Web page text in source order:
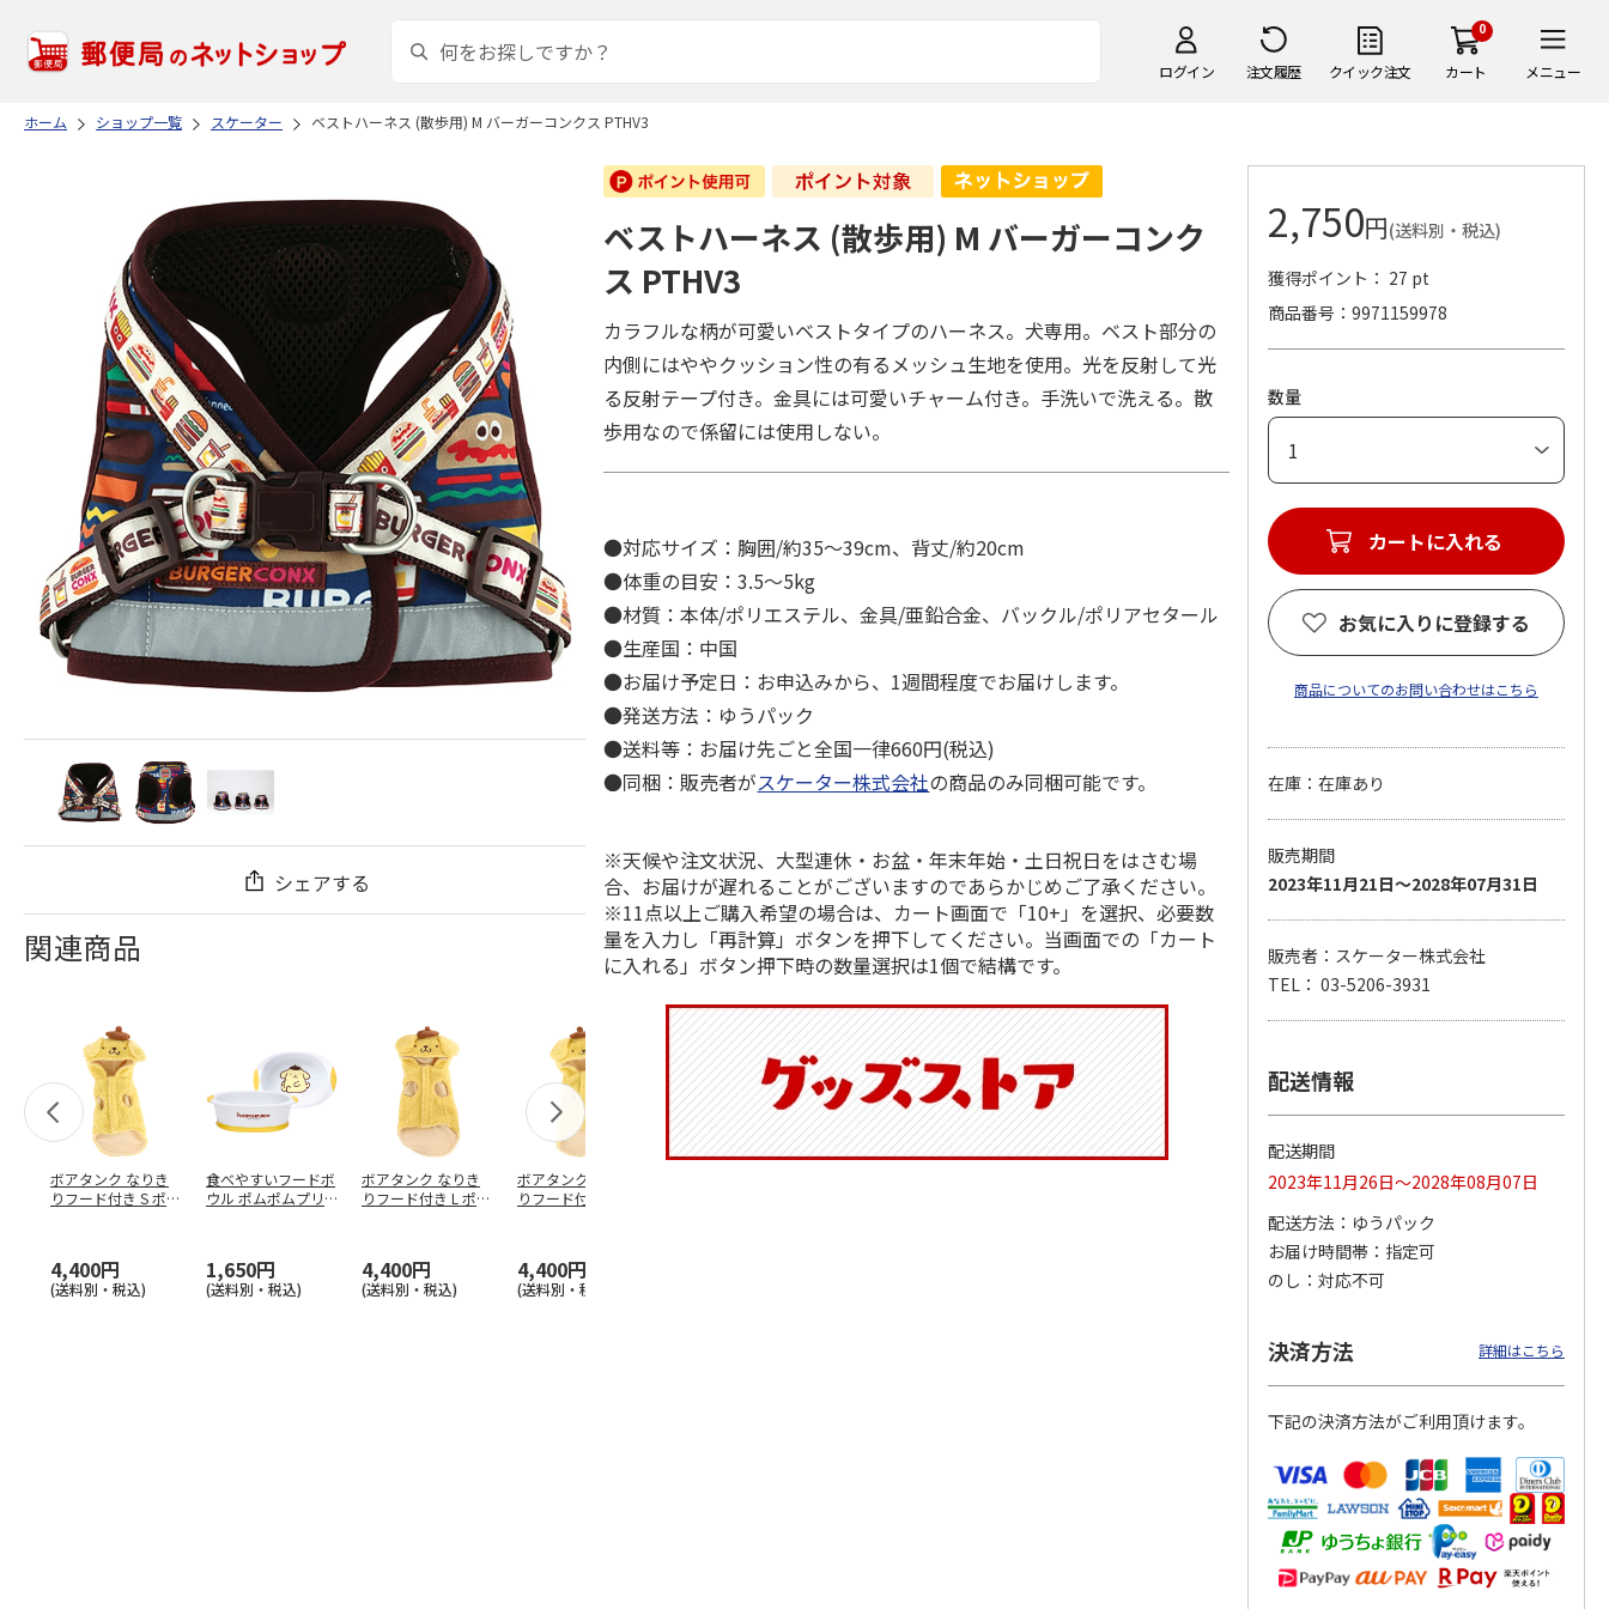
ログイン 注文履歴 クイック注文
0
カート メニュー
ホーム ショップ一覧 スケーター ベストハーネス (散歩用) M バーガーコンクス PTHV3
シェアする
関連商品
ボアタンク なりき
りフード付き S ポム
4,400円
(送料別・税込)
食べやすいフードボ
ウル ポムポムプリ
1,650円
(送料別・税込)
ボアタンク なりき
りフード付き L ポム
4,400円
(送料別・税込)
ボアタンク なりき
りフード付き M ポ
4,400円
(送料別・税込)
注入用注射器 5ml
418円
(送料別・税込)
ボアタンク なりき
ベストハーネス (散歩用) M バーガーコンク
ス PTHV3
カラフルな柄が可愛いベストタイプのハーネス。犬専用。ベスト部分の
内側にはややクッション性の有るメッシュ生地を使用。光を反射して光
る反射テープ付き。金具には可愛いチャーム付き。手洗いで洗える。散
歩用なので係留には使用しない。
●対応サイズ：胸囲/約35～39cm、背丈/約20cm
●体重の目安：3.5～5kg
●材質：本体/ポリエステル、金具/亜鉛合金、バックル/ポリアセタール
●生産国：中国
●お届け予定日：お申込みから、1週間程度でお届けします。
●発送方法：ゆうパック
●送料等：お届け先ごと全国一律660円(税込)
●同梱：販売者がスケーター株式会社の商品のみ同梱可能です。
※天候や注文状況、大型連休・お盆・年末年始・土日祝日をはさむ場
合、お届けが遅れることがございますのであらかじめご了承ください。
※11点以上ご購入希望の場合は、カート画面で「10+」を選択、必要数
量を入力し「再計算」ボタンを押下してください。当画面での「カート
に入れる」ボタン押下時の数量選択は1個で結構です。
2,750円(送料別・税込)
獲得ポイント： 27 pt
商品番号
9971159978
数量
カートに入れる
お気に入りに登録する
商品についてのお問い合わせはこちら
在庫：在庫あり
販売期間
2023年11月21日～2028年07月31日
販売者：スケーター株式会社
TEL： 03-5206-3931
配送情報
配送期間
2023年11月26日～2028年08月07日
配送方法
ゆうパック
お届け時間帯
指定可
のし
対応不可
決済方法 詳細はこちら
下記の決済方法がご利用頂けます。